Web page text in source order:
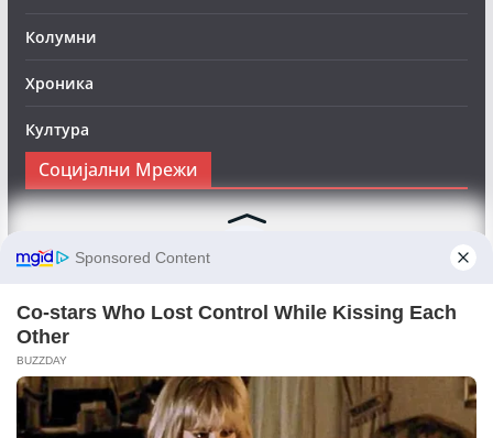
Колумни
Хроника
Култура
Социјални Мрежи
Следете нè на Фејсбук за да сте во тек со најновите